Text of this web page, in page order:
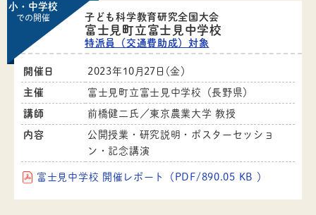
小・中学校
での開催 子ども科学教育研究全国大会
富士見町立富士見中学校
特派員（交通費助成）対象
開催日 2023年10月27日（金）
主催 富士見町立富士見中学校（長野県）
講師 前橋健二氏／東京農業大学 教授
内容
公開授業・研究説明・ポスターセッショ
ン・記念講演
富士見中学校 開催レポート（PDF/890.05 KB ）